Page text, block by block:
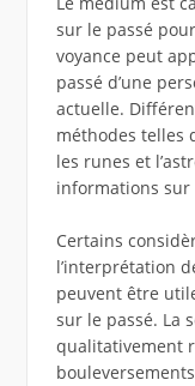
sur le passé
voyance peut
passé d’une
actuelle.
méthodes telles
les runes et
informations sur
Certains
l’interprétation
peuvent être
sur le passé. La
qualitativement